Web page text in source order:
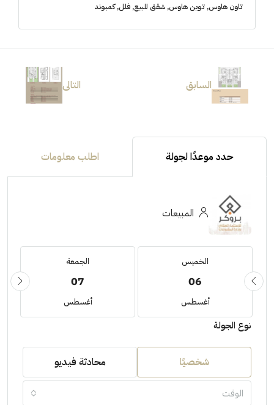
تاون هاوس, توين هاوس, شقق للبيع, فلل, كمبوند
السابق التالى
حدد موعدًا لجولة اطلب معلومات
المبيعات
الخميس
06
أغسطس
الجمعة
07
أغسطس
نوع الجولة
شخصيًا محادثة فيديو
الوقت